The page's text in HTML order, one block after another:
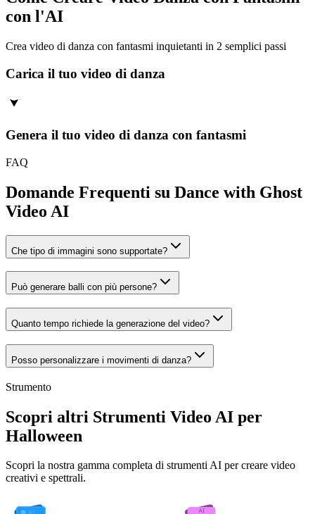
con l'AI
Crea video di danza con fantasmi inquietanti in 2 semplici passi
Carica il tuo video di danza
Genera il tuo video di danza con fantasmi
FAQ
Domande Frequenti su Dance with Ghost
Video AI
Che tipo di immagini sono supportate?
Può generare balli con più persone?
Quanto tempo richiede la generazione del video?
Posso personalizzare i movimenti di danza?
Strumento
Scopri altri Strumenti Video AI per
Halloween
Scopri la nostra gamma completa di strumenti AI per creare video
creativi e spettrali.